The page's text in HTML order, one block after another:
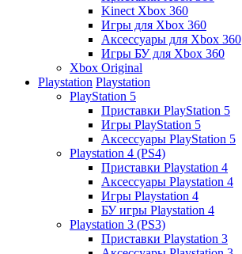
Kinect Xbox 360
Игры для Xbox 360
Аксессуары для Xbox 360
Игры БУ для Xbox 360
Xbox Original
Playstation Playstation
PlayStation 5
Приставки PlayStation 5
Игры PlayStation 5
Аксессуары PlayStation 5
Playstation 4 (PS4)
Приставки Playstation 4
Аксессуары Playstation 4
Игры Playstation 4
БУ игры Playstation 4
Playstation 3 (PS3)
Приставки Playstation 3